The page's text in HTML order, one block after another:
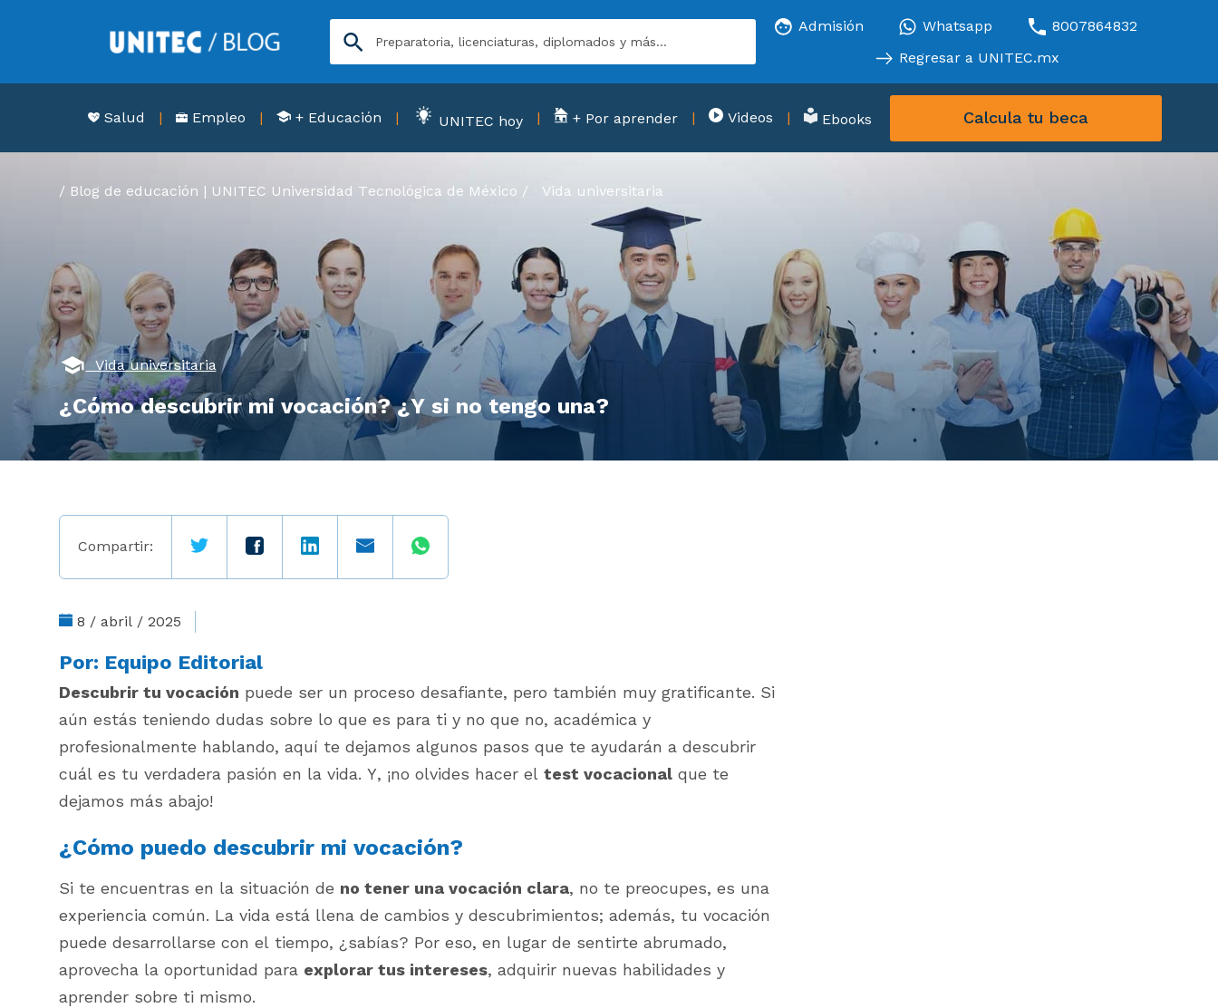
Admisión Whatsapp
8007864832
Regresar a UNITEC.mx
Salud Empleo + Educación UNITEC hoy + Por aprender Videos Ebooks Calcula tu beca
Blog de educación | UNITEC Universidad Tecnológica de México / Vida universitaria
Vida universitaria
¿Cómo descubrir mi vocación? ¿Y si no tengo una?
Compartir:
8 / abril / 2025
Por: Equipo Editorial
Descubrir tu vocación puede ser un proceso desafiante, pero también muy gratificante. Si
aún estás teniendo dudas sobre lo que es para ti y no que no, académica y
profesionalmente hablando, aquí te dejamos algunos pasos que te ayudarán a descubrir
cuál es tu verdadera pasión en la vida. Y, ¡no olvides hacer el test vocacionalque te
dejamos más abajo!
¿Cómo puedo descubrir mi vocación?
Si te encuentras en la situación de no tener una vocación clara, no te preocupes, es una
experiencia común. La vida está llena de cambios y descubrimientos; además, tu vocación
puede desarrollarse con el tiempo, ¿sabías? Por eso, en lugar de sentirte abrumado,
aprovecha la oportunidad para explorar tus intereses, adquirir nuevas habilidades y
aprender sobre ti mismo.